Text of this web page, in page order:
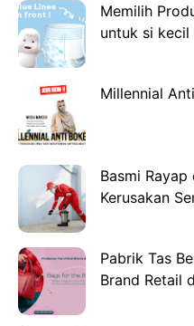
Memilih Produk
untuk si kecil
Millennial
Basmi
Kerusakan
Pabrik Tas
Brand Retail